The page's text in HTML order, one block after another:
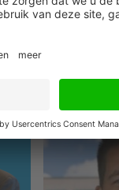
vinden?”
CFO met
verdubbelen